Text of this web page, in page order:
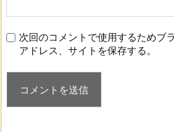
次回のコメントで使用するためブ
アドレス、サイトを保存する。